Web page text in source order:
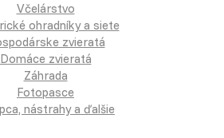
Včelárstvo
ohradníky a siete
zvieratá
Domáce zvieratá
Záhrada
Fotopasce
nástrahy a ďalšie